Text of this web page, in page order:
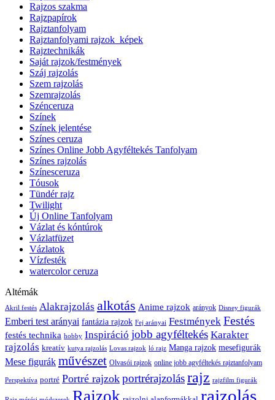
Rajzos szakma
Rajzpapírok
Rajztanfolyam
Rajztanfolyami rajzok_képek
Rajztechnikák
Saját rajzok/festmények
Száj rajzolás
Szem rajzolás
Szemrajzolás
Szénceruza
Színek
Színek jelentése
Színes ceruza
Színes Online Jobb Agyféltekés Tanfolyam
Színes rajzolás
Színesceruza
Tóusok
Tündér rajz
Twilight
Új Online Tanfolyam
Vázlat és kóntúrok
Vázlatfüzet
Vázlatok
Vízfesték
watercolor ceruza
Altémák
Akril festés Alakrajzolás alkotás Anime rajzok arányok Disney figurák
Emberi test arányai fantázia rajzok Fej arányai Festmények Festés
festés technika hobby Inspiráció jobb agyféltekés Karakter
rajzolás kreatív kutya rajzolás Lovas rajzok ló rajz Manga rajzok mesefigurák
Mese figurák művészet Olvasói rajzok online jobb agyféltekés rajztanfolyam
Perspektíva portré Portré rajzok portrérajzolásrajz rajzfilm figurák
rajzolás